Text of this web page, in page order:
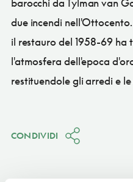
barocchi da Tylman van
due incendi
il restauro del 1958-69 ha
l'atmosfera dell'epoca
restituendole gli arredi e
CONDIVIDI